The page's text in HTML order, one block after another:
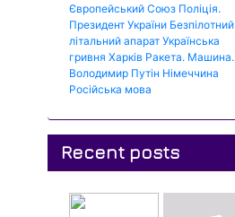
Європейський Союз Поліція.
Президент України Безпілотний
літальний апарат Українська
гривня Харків Ракета. Машина.
Володимир Путін Німеччина
Російська мова
Recent posts